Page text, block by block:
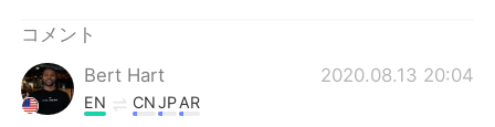
コメント
Bert Hart
2020.08.13 20:04
EN CNJPAR